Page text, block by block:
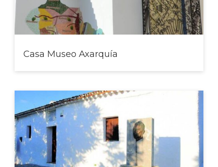
Contacto
SIPAM
Casa Museo Axarquía